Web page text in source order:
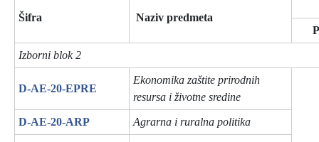
Šifra
Naziv predmeta
P
Izborni blok 2
D-AE-20-EPRE
Ekonomika zaštite prirodnih
resursa i životne sredine
D-AE-20-ARP Agrarna i ruralna politika